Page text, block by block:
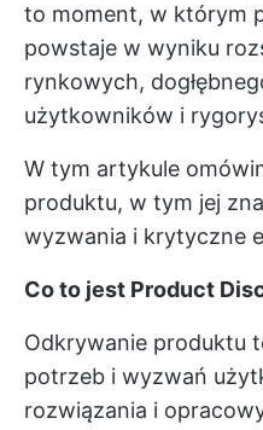
to moment, w którym
powstaje w wyniku
rynkowych,
użytkowników i
W tym artykule
produktu, w tym jej
wyzwania i krytyczne
Co to jest Product
Odkrywanie produktu
potrzeb i wyzwań
rozwiązania i